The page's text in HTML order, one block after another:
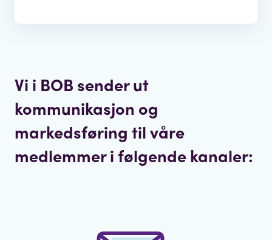
Vi i BOB sender ut
kommunikasjon og
markedsføring til våre
medlemmer i følgende kanaler: